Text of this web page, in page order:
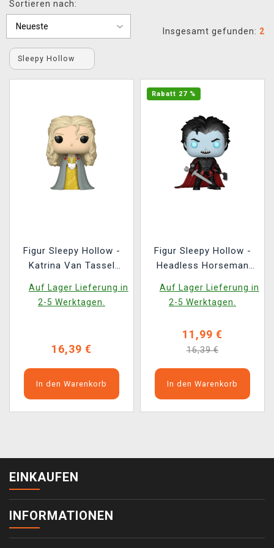
XZONE CLUB
Sortieren nach:
Insgesamt gefunden: 2
Sleepy Hollow
Figur Sleepy Hollow -
Katrina Van Tassel
1946)
Auf Lager Lieferung in
2-5 Werktagen.
16,39 €
In den Warenkorb
Rabatt 27 %
Figur Sleepy Hollow -
Headless Horseman
1945)
Auf Lager Lieferung in
2-5 Werktagen.
11,99 €
16,39 €
In den Warenkorb
EINKAUFEN
INFORMATIONEN